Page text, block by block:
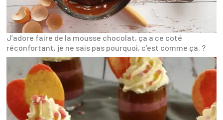
J’adore faire de la mousse chocolat, ça a ce coté
réconfortant, je ne sais pas pourquoi, c’est comme ça. ?